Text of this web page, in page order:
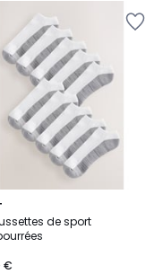
de sport
€